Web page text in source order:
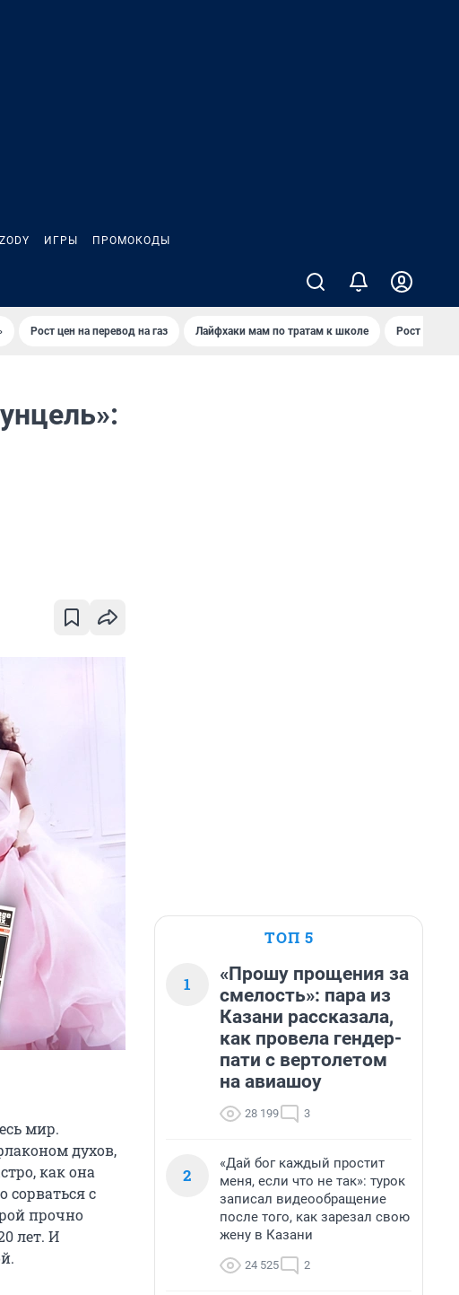
ZODY ИГРЫ ПРОМОКОДЫ
Рост цен на перевод на газ Лайфхаки мам по тратам к школе Рост цен на
мир.
духов,
как она
сорваться с
прочно
лет. И
ТОП 5
1
«Прошу прощения за
смелость»: пара из
Казани рассказала,
как провела гендер-
пати с вертолетом
на авиашоу
28 199 3
2
«Дай бог каждый простит
меня, если что не так»: турок
записал видеообращение
после того, как зарезал свою
жену в Казани
24 525 2